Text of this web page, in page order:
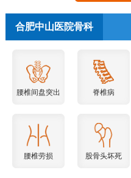
合肥中山医院骨科
腰椎间盘突出 脊椎病
腰椎劳损 股骨头坏死